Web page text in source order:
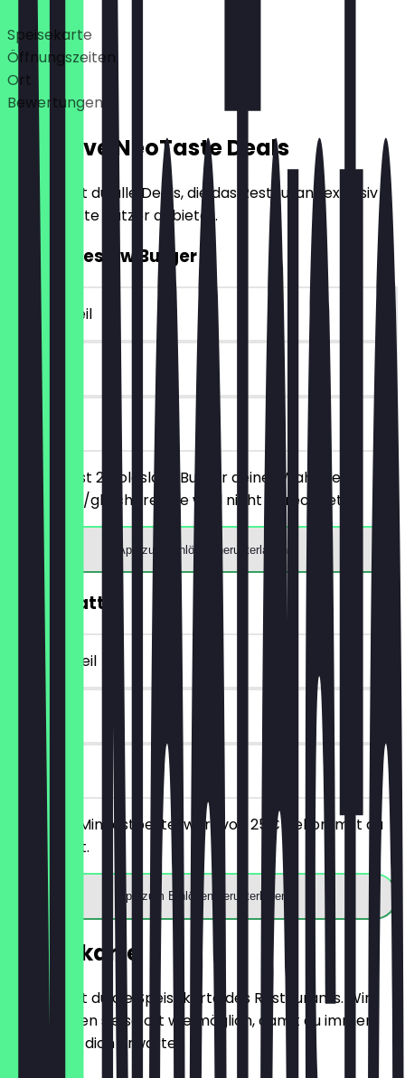
Deals
Speisekarte
Öffnungszeiten
Ort
Bewertungen
Exklusive NeoTaste Deals
Hier findest du alle Deals, die das Restaurant exklusiv
für NeoTaste Nutzer anbietet.
2für1 Coleslaw Burger
~€ 6 Vorteil
90 Tage
vor Ort
Du bestellst 2 Coleslaw-Burger deiner Wahl, der
günstigere/gleichpreisige wird nicht berechnet.
App zum Einlösen herunterladen
10€ Rabatt
~€ 10 Vorteil
30 Tage
vor Ort
Ab einem Mindestbestellwert von 25€ bekommst du
10€ Rabatt.
App zum Einlösen herunterladen
Speisekarte
Hier findest du die Speisekarte des Restaurants. Wir
aktualisieren sie so oft wie möglich, damit du immer
weißt, was dich erwartet.